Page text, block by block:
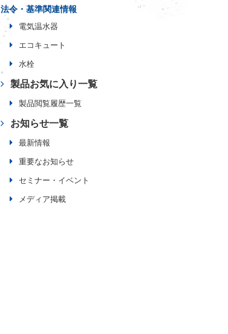
法令・基準関連情報
電気温水器
エコキュート
水栓
製品お気に入り一覧
製品閲覧履歴一覧
お知らせ一覧
最新情報
重要なお知らせ
セミナー・イベント
メディア掲載